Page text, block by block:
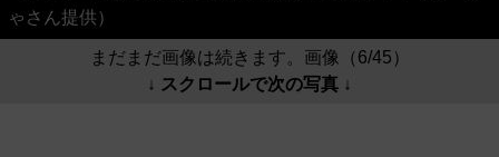
ゃさん提供）
まだまだ画像は続きます。画像（6/45）
↓ スクロールで次の写真 ↓